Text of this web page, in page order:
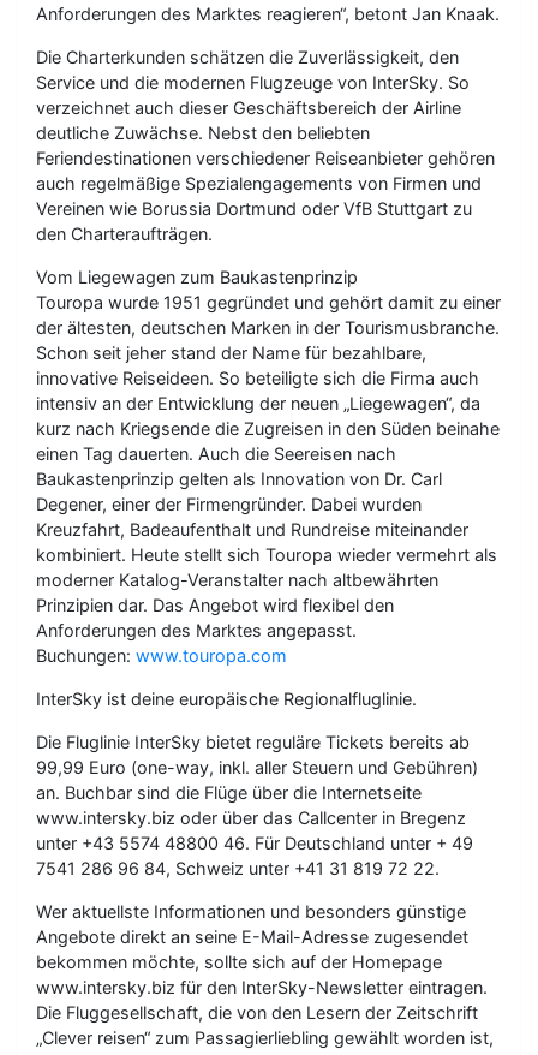
Anforderungen des Marktes reagieren“, betont Jan Knaak.
Die Charterkunden schätzen die Zuverlässigkeit, den
Service und die modernen Flugzeuge von InterSky. So
verzeichnet auch dieser Geschäftsbereich der Airline
deutliche Zuwächse. Nebst den beliebten
Feriendestinationen verschiedener Reiseanbieter gehören
auch regelmäßige Spezialengagements von Firmen und
Vereinen wie Borussia Dortmund oder VfB Stuttgart zu
den Charteraufträgen.
Vom Liegewagen zum Baukastenprinzip
Touropa wurde 1951 gegründet und gehört damit zu einer
der ältesten, deutschen Marken in der Tourismusbranche.
Schon seit jeher stand der Name für bezahlbare,
innovative Reiseideen. So beteiligte sich die Firma auch
intensiv an der Entwicklung der neuen „Liegewagen“, da
kurz nach Kriegsende die Zugreisen in den Süden beinahe
einen Tag dauerten. Auch die Seereisen nach
Baukastenprinzip gelten als Innovation von Dr. Carl
Degener, einer der Firmengründer. Dabei wurden
Kreuzfahrt, Badeaufenthalt und Rundreise miteinander
kombiniert. Heute stellt sich Touropa wieder vermehrt als
moderner Katalog-Veranstalter nach altbewährten
Prinzipien dar. Das Angebot wird flexibel den
Anforderungen des Marktes angepasst.
Buchungen: www.touropa.com
InterSky ist deine europäische Regionalfluglinie.
Die Fluglinie InterSky bietet reguläre Tickets bereits ab
99,99 Euro (one-way, inkl. aller Steuern und Gebühren)
an. Buchbar sind die Flüge über die Internetseite
www.intersky.biz oder über das Callcenter in Bregenz
unter +43 5574 48800 46. Für Deutschland unter + 49
7541 286 96 84, Schweiz unter +41 31 819 72 22.
Wer aktuellste Informationen und besonders günstige
Angebote direkt an seine E-Mail-Adresse zugesendet
bekommen möchte, sollte sich auf der Homepage
www.intersky.biz für den InterSky-Newsletter eintragen.
Die Fluggesellschaft, die von den Lesern der Zeitschrift
„Clever reisen“ zum Passagierliebling gewählt worden ist,